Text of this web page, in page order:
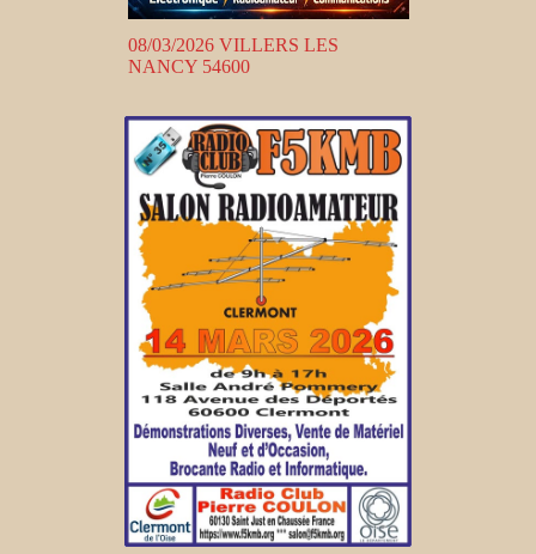
08/03/2026 VILLERS LES
NANCY 54600